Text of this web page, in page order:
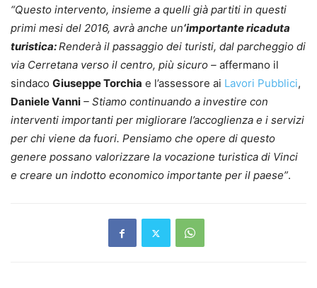
“Questo intervento, insieme a quelli già partiti in questi
primi mesi del 2016, avrà anche un‘importante ricaduta
turistica:Renderà il passaggio dei turisti, dal parcheggio di
via Cerretana verso il centro, più sicuro – affermano il
sindaco Giuseppe Torchia e l’assessore ai Lavori Pubblici,
Daniele Vanni – Stiamo continuando a investire con
interventi importanti per migliorare l’accoglienza e i servizi
per chi viene da fuori. Pensiamo che opere di questo
genere possano valorizzare la vocazione turistica di Vinci
e creare un indotto economico importante per il paese”.